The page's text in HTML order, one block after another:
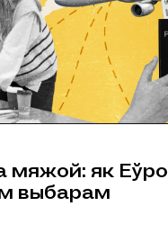
мяжой: як
выбарам